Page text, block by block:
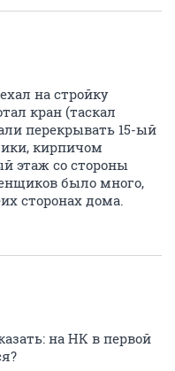
на стройку
кран (таскал
перекрывать 15-ый
кирпичом
этаж со стороны
было много,
сторонах дома.
на НК в первой